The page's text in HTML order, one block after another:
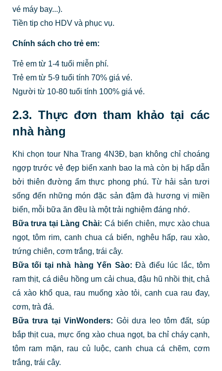
vé máy bay...).
Tiền tip cho HDV và phục vụ.
Chính sách cho trẻ em:
Trẻ em từ 1-4 tuổi miễn phí.
Trẻ em từ 5-9 tuổi tính 70% giá vé.
Người từ 10-80 tuổi tính 100% giá vé.
2.3. Thực đơn tham khảo tại các
nhà hàng
Khi chọn tour Nha Trang 4N3Đ, bạn không chỉ choáng
ngợp trước vẻ đẹp biển xanh bao la mà còn bị hấp dẫn
bởi thiên đường ẩm thực phong phú. Từ hải sản tươi
sống đến những món đặc sản đậm đà hương vị miền
biển, mỗi bữa ăn đều là một trải nghiệm đáng nhớ.
Bữa trưa tại Làng Chài: Cá biển chiên, mực xào chua
ngọt, tôm rim, canh chua cá biển, nghêu hấp, rau xào,
trứng chiên, cơm trắng, trái cây.
Bữa tối tại nhà hàng Yến Sào:Đà điểu lúc lắc, tôm
ram thịt, cá diêu hồng um cải chua, đậu hũ nhồi thịt, chả
cá xào khổ qua, rau muống xào tỏi, canh cua rau đay,
cơm, trà đá.
Bữa trưa tại VinWonders: Gỏi dưa leo tôm đất, súp
bắp thịt cua, mực ống xào chua ngọt, ba chỉ cháy cạnh,
tôm ram mặn, rau củ luộc, canh chua cá chẽm, cơm
trắng, trái cây.